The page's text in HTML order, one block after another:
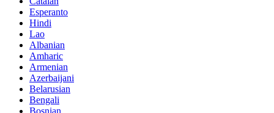
Esperanto
Hindi
Lao
Albanian
Amharic
Armenian
Azerbaijani
Belarusian
Bengali
Bosnian